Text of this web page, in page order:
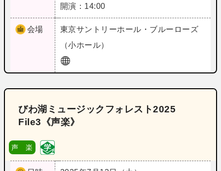
開演：14:00
会場 東京サントリーホール・ブルーローズ
（小ホール）
びわ湖ミュージックフォレスト2025
File3《声楽》
声 楽